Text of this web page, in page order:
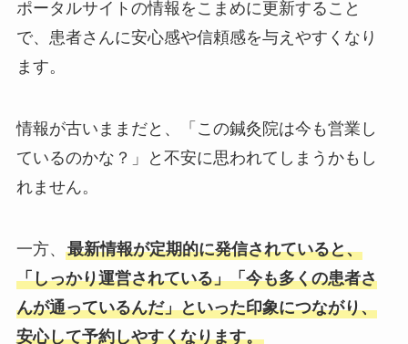
ポータルサイトの情報をこまめに更新すること
で、患者さんに安心感や信頼感を与えやすくなり
ます。
情報が古いままだと、「この鍼灸院は今も営業し
ているのかな？」と不安に思われてしまうかもし
れません。
一方、 最新情報が定期的に発信されていると、
「しっかり運営されている」「今も多くの患者さ
んが通っているんだ」といった印象につながり、
安心して予約しやすくなります。